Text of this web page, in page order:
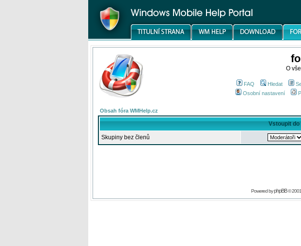
O
FAQ Hledat
Osobní nastavení
Obsah fóra WMHelp.cz
Vstoupit
Skupiny bez členů
Powered byphpBB©